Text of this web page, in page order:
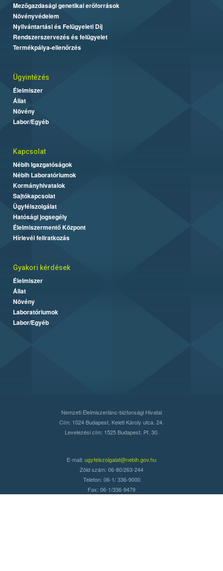
Mezőgazdasági genetikai erőforrások
Növényvédelem
Nyilvántartási és Felügyeleti Díj
Rendszerszervezés és felügyelet
Termékpálya-ellenőrzés
Ügyintézés
Élelmiszer
Állat
Növény
Labor/Egyéb
Kapcsolat
Nébih Igazgatóságok
Nébih Laboratóriumok
Kormányhivatalok
Sajtókapcsolat
Ügyfélszolgálat
Hatósági jogsegély
Élelmiszermentő Központ
Hírlevél feliratkozás
Gyakori kérdések
Élelmiszer
Állat
Növény
Laboratóriumok
Labor/Egyéb
Nemzeti Élelmiszerlánc-biztonsági Hivatal
Cím: 1024 Budapest, Keleti Károly utca. 24.
Levelezési cím: 1525 Budapest. Pf. 30.
E-mail: ugyfelszolgalat@nebih.gov.hu
Zöld szám: 06-80/263-244
Telefon: 06-1/ 336-9000
Fax: 06-1/336-9479